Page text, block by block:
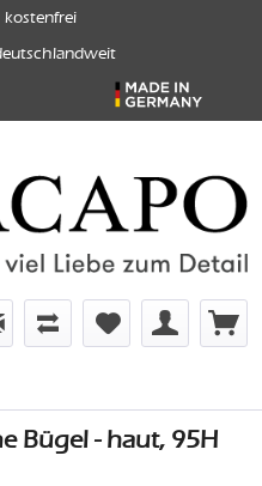
Bügel - haut, 95H